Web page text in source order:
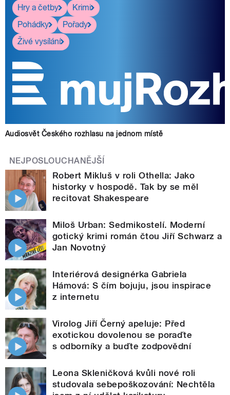
Hry a četby
Krimi
Pohádky
Pořady
Živé vysílání
Audiosvět Českého rozhlasu na jednom místě
NEJPOSLOUCHANĚJŠÍ
Robert Mikluš v roli Othella: Jako
historky v hospodě. Tak by se měl
recitovat Shakespeare
Miloš Urban: Sedmikostelí. Moderní
gotický krimi román čtou Jiří Schwarz a
Jan Novotný
Interiérová designérka Gabriela
Hámová: S čím bojuju, jsou inspirace
z internetu
Virolog Jiří Černý apeluje: Před
exotickou dovolenou se poraďte
s odborníky a buďte zodpovědní
Leona Skleničková kvůli nové roli
studovala sebepoškozování: Nechtěla